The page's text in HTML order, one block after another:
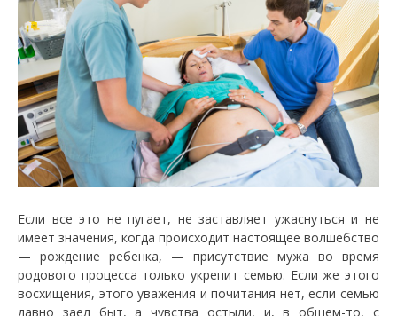
Если все это не пугает, не заставляет ужаснуться и не
имеет значения, когда происходит настоящее волшебство
— рождение ребенка, — присутствие мужа во время
родового процесса только укрепит семью. Если же этого
восхищения, этого уважения и почитания нет, если семью
давно заел быт, а чувства остыли, и, в общем-то, с